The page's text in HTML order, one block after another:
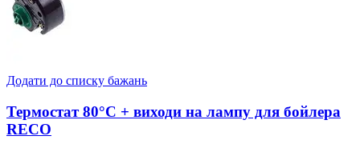
Додати до списку бажань
Термостат 80°C + виходи на лампу для бойлера
RECO